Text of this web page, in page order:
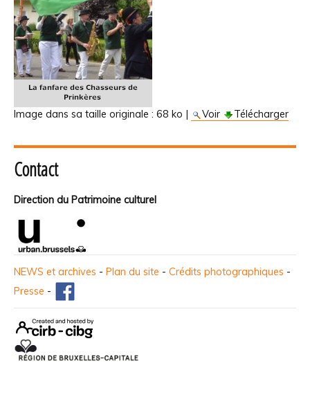
Image dans sa taille originale : 68 ko | Voir Télécharger
Contact
Direction du Patrimoine culturel
NEWS et archives - Plan du site - Crédits photographiques -
Presse -